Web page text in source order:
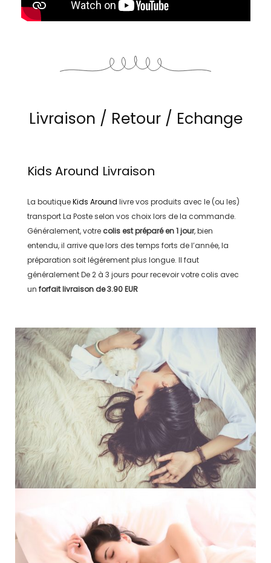
Livraison / Retour / Echange
Kids Around Livraison
La boutiqueKids Around livre vos produits avec le (ou les)
transportLa Posteselon vos choix lors de la commande.
Généralement, votre colis est préparé en1 jour, bien
entendu, il arrive que lors des temps forts de l’année, la
préparation soit légérement plus longue. Il faut
généralementDe 2 à 3 jours pour recevoir votre colis avec
un forfait livraison de3.90 EUR